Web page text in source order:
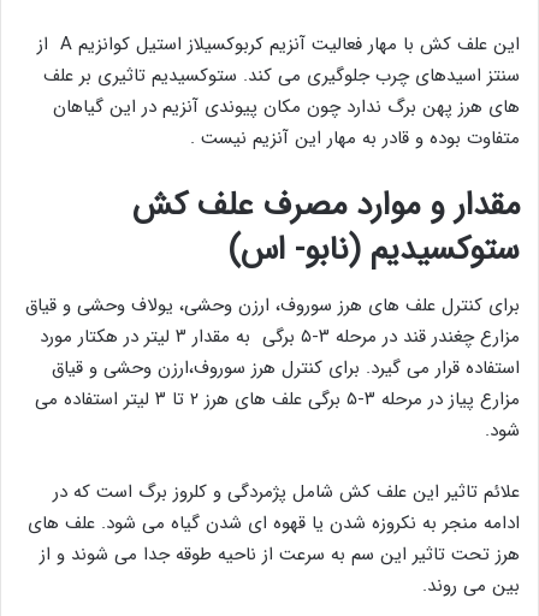
این علف کش با مهار فعالیت آنزیم کربوکسیلاز استیل کوانزیم A از
سنتز اسیدهای چرب جلوگیری می‌ کند. ستوکسیدیم تاثیری بر علف
های هرز پهن برگ ندارد چون مکان پیوندی آنزیم در این گیاهان
متفاوت بوده و قادر به مهار این آنزیم نیست .
مقدار و موارد مصرف علف کش
ستوکسیدیم (نابو- اس)
برای کنترل علف های هرز سوروف، ارزن وحشی، یولاف وحشی و قیاق
مزارع چغندر قند در مرحله ۳-۵ برگی به مقدار ۳ لیتر در هکتار مورد
استفاده قرار می گیرد. برای کنترل هرز سوروف،ارزن وحشی و قیاق
مزارع پیاز در مرحله ۳-۵ برگی علف های هرز ۲ تا ۳ لیتر استفاده می
شود.
علائم تاثیر این علف کش شامل پژمردگی و کلروز برگ است که در
ادامه منجر به نکروزه شدن یا قهوه ای شدن گیاه می شود. علف های
هرز تحت تاثیر این سم به سرعت از ناحیه طوقه جدا می شوند و از
بین می روند.